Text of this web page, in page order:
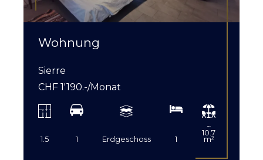
Wohnung
Sierre
CHF 1'190.-/Monat
1.5 1 Erdgeschoss 1
~
10.7
m²